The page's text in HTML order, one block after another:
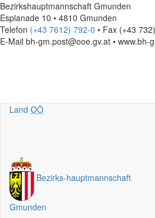
Bezirkshauptmannschaft Gmunden
Esplanade 10 • 4810 Gmunden
Telefon (+43 7612) 792-0 • Fax (+43
E-Mail bh-gm.post@ooe.gv.at • www.bh-
Land OÖ
Bezirks-hauptmannschaft
Gmunden